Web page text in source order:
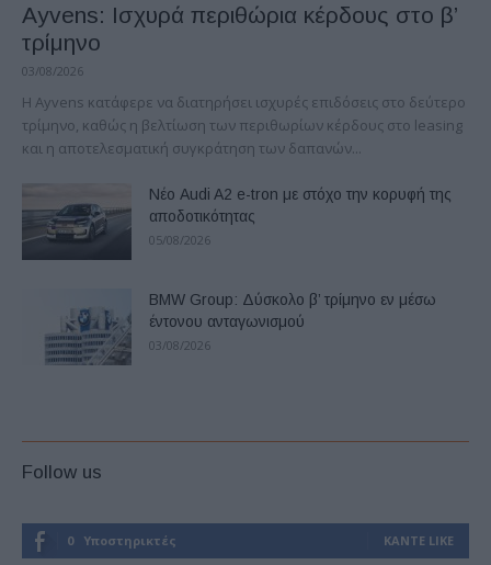
Ayvens: Iσχυρά περιθώρια κέρδους στο β’
τρίμηνο
03/08/2026
Η Ayvens κατάφερε να διατηρήσει ισχυρές επιδόσεις στο δεύτερο
τρίμηνο, καθώς η βελτίωση των περιθωρίων κέρδους στο leasing
και η αποτελεσματική συγκράτηση των δαπανών...
Νέο Audi A2 e-tron με στόχο την κορυφή της
αποδοτικότητας
05/08/2026
BMW Group: Δύσκολο β’ τρίμηνο εν μέσω
έντονου ανταγωνισμού
03/08/2026
Follow us
0 Υποστηρικτές ΚΆΝΤΕ LIKE